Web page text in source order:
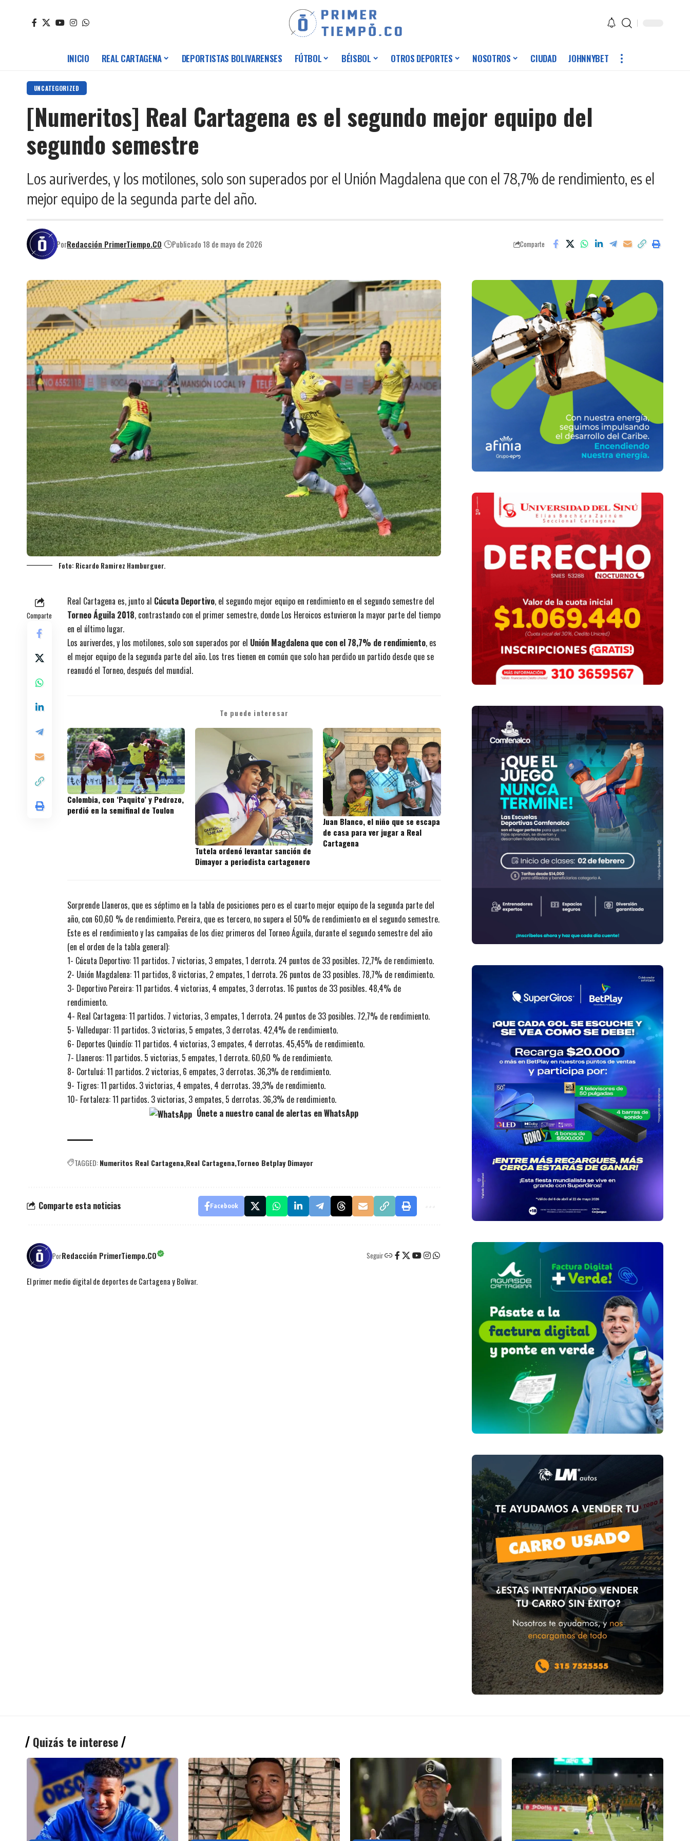
INICIO REAL CARTAGENA DEPORTISTAS BOLIVARENSES FÚTBOL BÉISBOL OTROS DEPORTES NOSOTROS CIUDAD JOHNNYBET
UNCATEGORIZED
[Numeritos] Real Cartagena es el segundo mejor equipo del
segundo semestre
Los auriverdes, y los motilones, solo son superados por el Unión Magdalena que con el 78,7% de rendimiento, es el
mejor equipo de la segunda parte del año.
PorRedacción PrimerTiempo.CO Publicado 18 de mayo de 2026 Comparte
Foto: Ricardo Ramirez Hamburguer.
Comparte
Real Cartagena es, junto al Cúcuta Deportivo, el segundo mejor equipo en rendimiento en el segundo semestre del
Torneo Águila 2018, contrastando con el primer semestre, donde Los Heroicos estuvieron la mayor parte del tiempo
en el último lugar.
Los auriverdes, y los motilones, solo son superados por el Unión Magdalena que con el 78,7% de rendimiento, es
el mejor equipo de la segunda parte del año. Los tres tienen en común que solo han perdido un partido desde que se
reanudó el Torneo, después del mundial.
Te puede interesar
Colombia, con ‘Paquito’ y Pedrozo,
perdió en la semifinal de Toulon
Tutela ordenó levantar sanción de
Dimayor a periodista cartagenero
Juan Blanco, el niño que se escapa
de casa para ver jugar a Real
Cartagena
Sorprende Llaneros, que es séptimo en la tabla de posiciones pero es el cuarto mejor equipo de la segunda parte del
año, con 60,60 % de rendimiento. Pereira, que es tercero, no supera el 50% de rendimiento en el segundo semestre.
Este es el rendimiento y las campañas de los diez primeros del Torneo Águila, durante el segundo semestre del año
(en el orden de la tabla general):
1- Cúcuta Deportivo: 11 partidos. 7 victorias, 3 empates, 1 derrota. 24 puntos de 33 posibles. 72,7% de rendimiento.
2- Unión Magdalena: 11 partidos, 8 victorias, 2 empates, 1 derrota. 26 puntos de 33 posibles. 78,7% de rendimiento.
3- Deportivo Pereira: 11 partidos. 4 victorias, 4 empates, 3 derrotas. 16 puntos de 33 posibles. 48,4% de
rendimiento.
4- Real Cartagena: 11 partidos. 7 victorias, 3 empates, 1 derrota. 24 puntos de 33 posibles. 72,7% de rendimiento.
5- Valledupar: 11 partidos. 3 victorias, 5 empates, 3 derrotas. 42,4% de rendimiento.
6- Deportes Quindío: 11 partidos. 4 victorias, 3 empates, 4 derrotas. 45,45% de rendimiento.
7- Llaneros: 11 partidos. 5 victorias, 5 empates, 1 derrota. 60,60 % de rendimiento.
8- Cortuluá: 11 partidos. 2 victorias, 6 empates, 3 derrotas. 36,3% de rendimiento.
9- Tigres: 11 partidos. 3 victorias, 4 empates, 4 derrotas. 39,3% de rendimiento.
10- Fortaleza: 11 partidos. 3 victorias, 3 empates, 5 derrotas. 36,3% de rendimiento.
Únete a nuestro canal de alertas en WhatsApp
TAGGED:Numeritos Real Cartagena Real Cartagena Torneo Betplay Dimayor
Comparte esta noticias Facebook
PorRedacción PrimerTiempo.CO Seguir
El primer medio digital de deportes de Cartagena y Bolívar.
Quizás te interese